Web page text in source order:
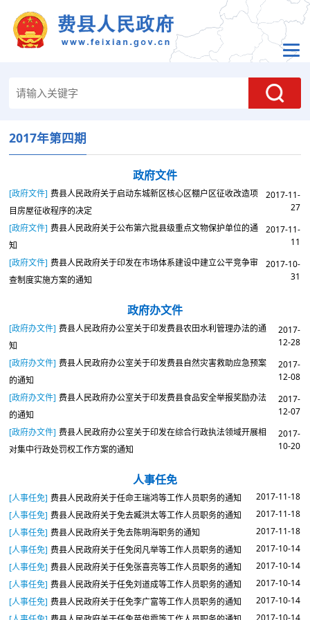
2017年第四期
政府文件
[政府文件] 费县人民政府关于启动东城新区核心区棚户区征收改造项
目房屋征收程序的决定
2017-11-
27
[政府文件] 费县人民政府关于公布第六批县级重点文物保护单位的通
知
2017-11-
11
[政府文件] 费县人民政府关于印发在市场体系建设中建立公平竞争审
查制度实施方案的通知
2017-10-
31
政府办文件
[政府办文件] 费县人民政府办公室关于印发费县农田水利管理办法的通
知
2017-
12-28
[政府办文件] 费县人民政府办公室关于印发费县自然灾害救助应急预案
的通知
2017-
12-08
[政府办文件] 费县人民政府办公室关于印发费县食品安全举报奖励办法
的通知
2017-
12-07
[政府办文件] 费县人民政府办公室关于印发在综合行政执法领域开展相
对集中行政处罚权工作方案的通知
2017-
10-20
人事任免
[人事任免] 费县人民政府关于任命王瑞鸿等工作人员职务的通知
2017-11-18
[人事任免] 费县人民政府关于免去臧洪太等工作人员职务的通知
2017-11-18
[人事任免] 费县人民政府关于免去陈明海职务的通知
2017-11-18
[人事任免] 费县人民政府关于任免闵凡举等工作人员职务的通知
2017-10-14
[人事任免] 费县人民政府关于任免张喜亮等工作人员职务的通知
2017-10-14
[人事任免] 费县人民政府关于任免刘道成等工作人员职务的通知
2017-10-14
[人事任免] 费县人民政府关于任免李广富等工作人员职务的通知
2017-10-14
2017-10-14